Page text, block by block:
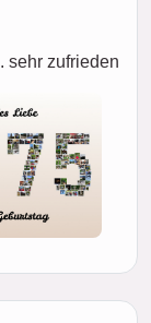
sehr zufrieden